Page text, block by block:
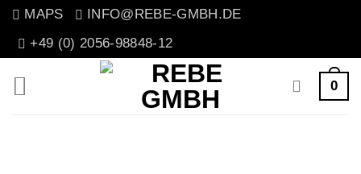
Zum
Inhalt
MAPS
INFO@REBE-GMBH.DE
+49 (0) 2056-98848-12
0